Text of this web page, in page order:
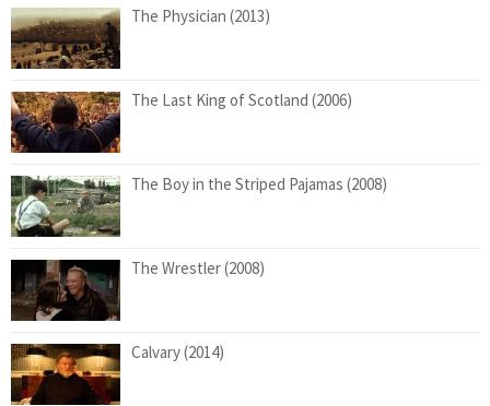
The Physician (2013)
The Last King of Scotland (2006)
The Boy in the Striped Pajamas (2008)
The Wrestler (2008)
Calvary (2014)